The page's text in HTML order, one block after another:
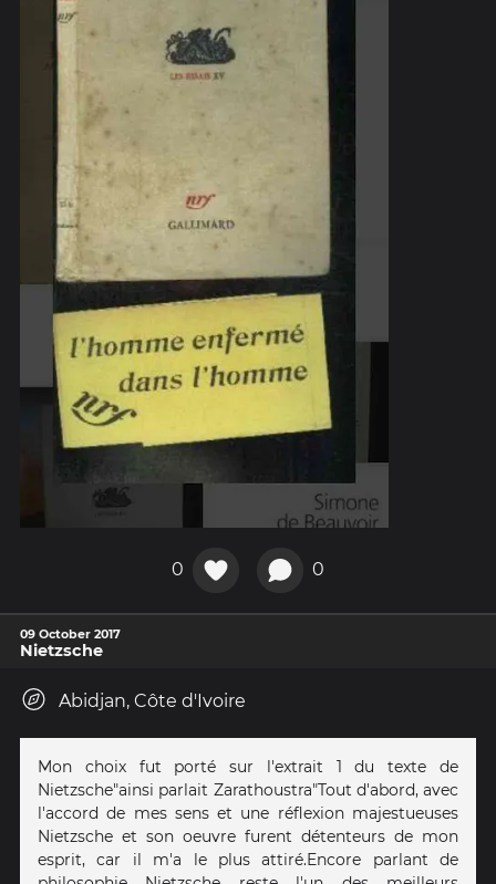
0 0
09 October 2017
Nietzsche
Abidjan, Côte d'Ivoire
Mon choix fut porté sur l'extrait 1 du texte de
Nietzsche"ainsi parlait Zarathoustra"Tout d'abord, avec
l'accord de mes sens et une réflexion majestueuses
Nietzsche et son oeuvre furent détenteurs de mon
esprit, car il m'a le plus attiré.Encore parlant de